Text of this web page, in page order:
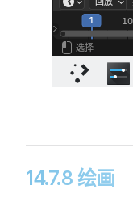
14.7.8 绘画